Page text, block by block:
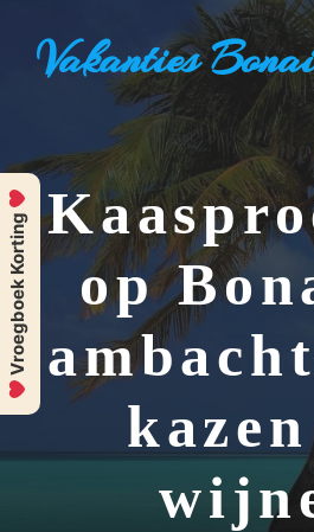
naarVakanties
op
Vroegboek Korting